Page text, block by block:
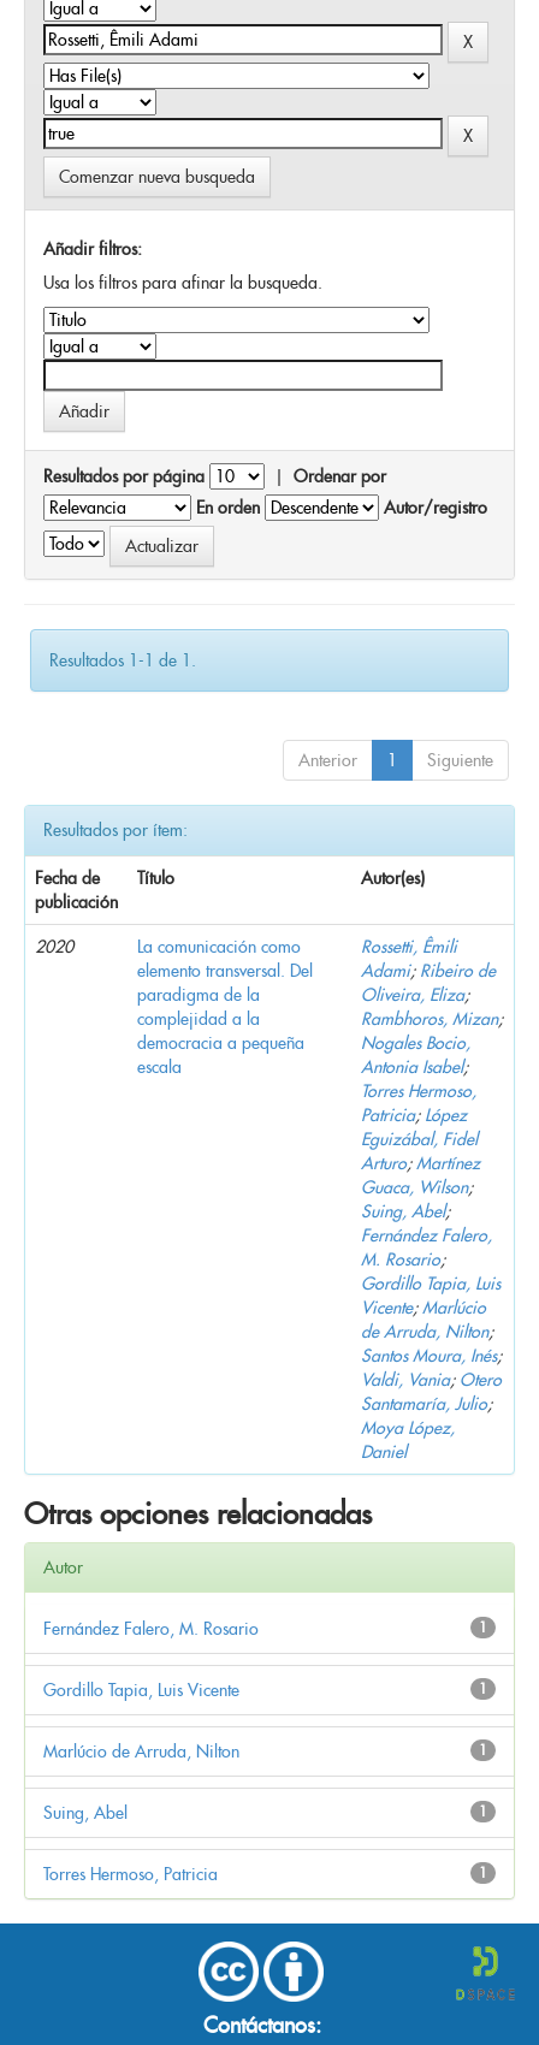
Comenzar nueva busqueda
Añadir filtros:
Usa los filtros para afinar la busqueda.
Resultados por página | Ordenar por
En orden
Autor/registro
Resultados 1-1 de 1.
Anterior 1 Siguiente
Resultados por ítem:
Fecha de
publicación
Título Autor(es)
2020
La comunicación como
elemento transversal. Del
paradigma de la
complejidad a la
democracia a pequeña
escala
Rossetti, Êmili
Adami; Ribeiro de
Oliveira, Eliza;
Rambhoros, Mizan;
Nogales Bocio,
Antonia Isabel;
Torres Hermoso,
Patricia; López
Eguizábal, Fidel
Arturo;Martínez
Guaca, Wilson;
Suing, Abel;
Fernández Falero,
M. Rosario;
Gordillo Tapia, Luis
Vicente;Marlúcio
de Arruda, Nilton;
Santos Moura, Inés;
Valdi, Vania; Otero
Santamaría, Julio;
Moya López,
Daniel
Otras opciones relacionadas
Autor
1
Fernández Falero, M. Rosario
1
Gordillo Tapia, Luis Vicente
1
Marlúcio de Arruda, Nilton
1
Suing, Abel
1
Torres Hermoso, Patricia
Contáctanos: